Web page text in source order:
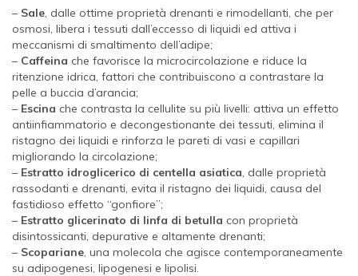
– Sale, dalle ottime proprietà drenanti e rimodellanti, che per
osmosi, libera i tessuti dall’eccesso di liquidi ed attiva i
meccanismi di smaltimento dell’adipe;
– Caffeina che favorisce la microcircolazione e riduce la
ritenzione idrica, fattori che contribuiscono a contrastare la
pelle a buccia d’arancia;
– Escina che contrasta la cellulite su più livelli: attiva un effetto
antiinfiammatorio e decongestionante dei tessuti, elimina il
ristagno dei liquidi e rinforza le pareti di vasi e capillari
migliorando la circolazione;
– Estratto idroglicerico di centella asiatica, dalle proprietà
rassodanti e drenanti, evita il ristagno dei liquidi, causa del
fastidioso effetto “gonfiore”;
– Estratto glicerinato di linfa di betulla con proprietà
disintossicanti, depurative e altamente drenanti;
– Scopariane, una molecola che agisce contemporaneamente
su adipogenesi, lipogenesi e lipolisi.